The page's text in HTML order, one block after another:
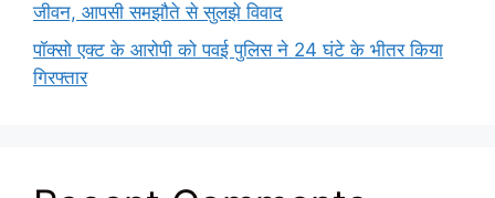
जीवन, आपसी समझौते से सुलझे विवाद
पॉक्सो एक्ट के आरोपी को पवई पुलिस ने 24 घंटे के भीतर किया
गिरफ्तार